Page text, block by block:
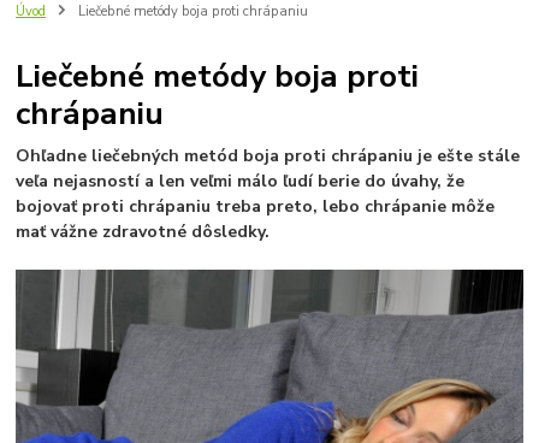
Úvod Liečebné metódy boja proti chrápaniu
Liečebné metódy boja proti
chrápaniu
Ohľadne liečebných metód boja proti chrápaniu je ešte stále
veľa nejasností a len veľmi málo ľudí berie do úvahy, že
bojovať proti chrápaniu treba preto, lebo chrápanie môže
mať vážne zdravotné dôsledky.